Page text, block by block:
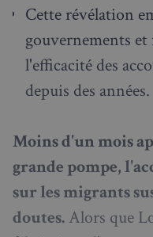
Cette révélation
gouvernements et
l'efficacité des
depuis des années.
Moins d'un mois
grande pompe,
sur les migrants
doutes. Alors que